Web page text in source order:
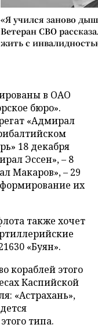
«Я учился заново
Ветеран СВО
жить с
в ОАО
бюро».
«Адмирал
18 декабря
Эссен»,– 8
Макаров»,– 29
их
также хочет
«Буян».
кораблей этого
Каспийской
«Астрахань»,
типа.